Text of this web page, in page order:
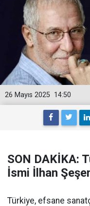
14:50
26 Mayıs 2025
SON DAKİKA:
İsmi İlhan
Türkiye, efsane